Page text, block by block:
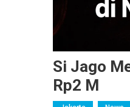
Si Jago
Rp2 M